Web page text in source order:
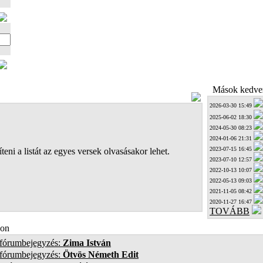
a listát az egyes versek olvasásakor lehet.
Mások
2026-03-30 15:49
2025-06-02 18:30
2024-05-30 08:23
2024-01-06 21:31
2023-07-15 16:45
2023-07-10 12:57
2022-10-13 10:07
2022-05-13 09:03
2021-11-05 08:42
2020-11-27 16:47
TOVÁBB
Zima István
Ötvös Németh Edit